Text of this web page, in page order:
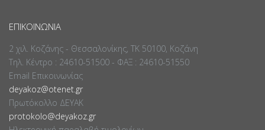
ΕΠΙΚΟΙΝΩΝΊΑ
2 χιλ. Κοζάνης - Θεσσαλονίκης, ΤΚ 50100, Κοζάνη
Τηλ. Κέντρο : 24610-51500 - ΦΑΞ : 24610-51550
Email Επικοινωνίας
deyakoz@otenet.gr
Πρωτόκολλο ΔΕΥΑΚ
protokolo@deyakoz.gr